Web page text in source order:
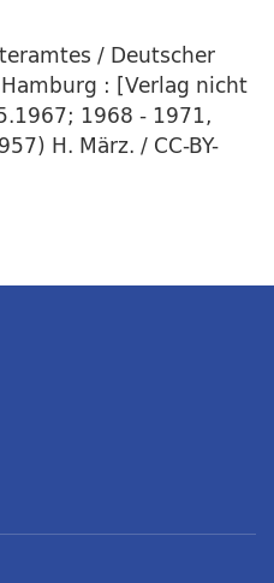
/ Deutscher
: [Verlag nicht
1968 - 1971,
H. März. / CC-BY-